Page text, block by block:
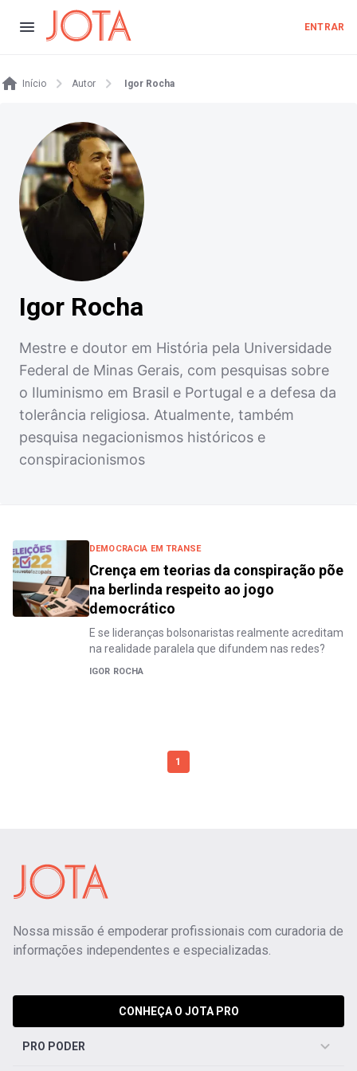
ENTRAR
Início Autor Igor Rocha
Igor Rocha
Mestre e doutor em História pela Universidade
Federal de Minas Gerais, com pesquisas sobre
o Iluminismo em Brasil e Portugal e a defesa da
tolerância religiosa. Atualmente, também
pesquisa negacionismos históricos e
conspiracionismos
DEMOCRACIA EM TRANSE
Crença em teorias da conspiração põe
na berlinda respeito ao jogo
democrático
E se lideranças bolsonaristas realmente acreditam
na realidade paralela que difundem nas redes?
IGOR ROCHA
1
Nossa missão é empoderar profissionais com curadoria de
informações independentes e especializadas.
CONHEÇA O JOTA PRO
PRO PODER